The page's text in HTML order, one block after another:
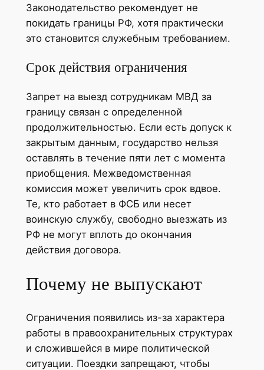
Законодательство рекомендует не
покидать границы РФ, хотя практически
это становится служебным требованием.
Срок действия ограничения
Запрет на выезд сотрудникам МВД за
границу связан с определенной
продолжительностью. Если есть допуск к
закрытым данным, государство нельзя
оставлять в течение пяти лет с момента
приобщения. Межведомственная
комиссия может увеличить срок вдвое.
Те, кто работает в ФСБ или несет
воинскую службу, свободно выезжать из
РФ не могут вплоть до окончания
действия договора.
Почему не выпускают
Ограничения появились из-за характера
работы в правоохранительных структурах
и сложившейся в мире политической
ситуации. Поездки запрещают, чтобы